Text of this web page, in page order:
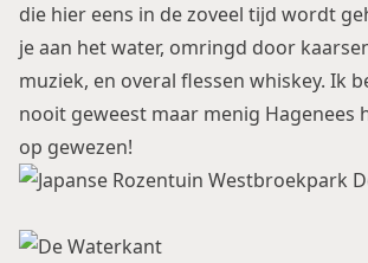
die hier eens in de zoveel tijd wordt
je aan het water, omringd door
muziek, en overal flessen whiskey. Ik
nooit geweest maar menig Hagenees
op gewezen!